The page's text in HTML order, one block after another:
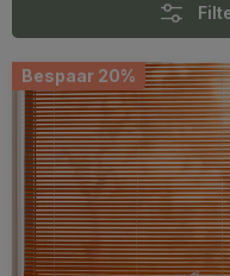
Bespaar 20%